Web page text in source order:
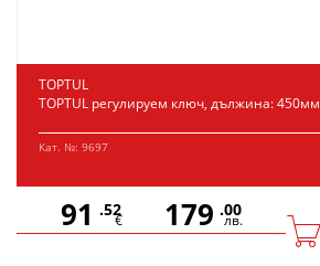
TOPTUL
TOPTUL регулируем ключ, дължина: 450мм
Кат. №: 9697
91 .52
€ 179 .00
лв.